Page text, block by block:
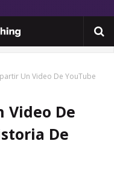
Un Video De YouTube
Video De
De